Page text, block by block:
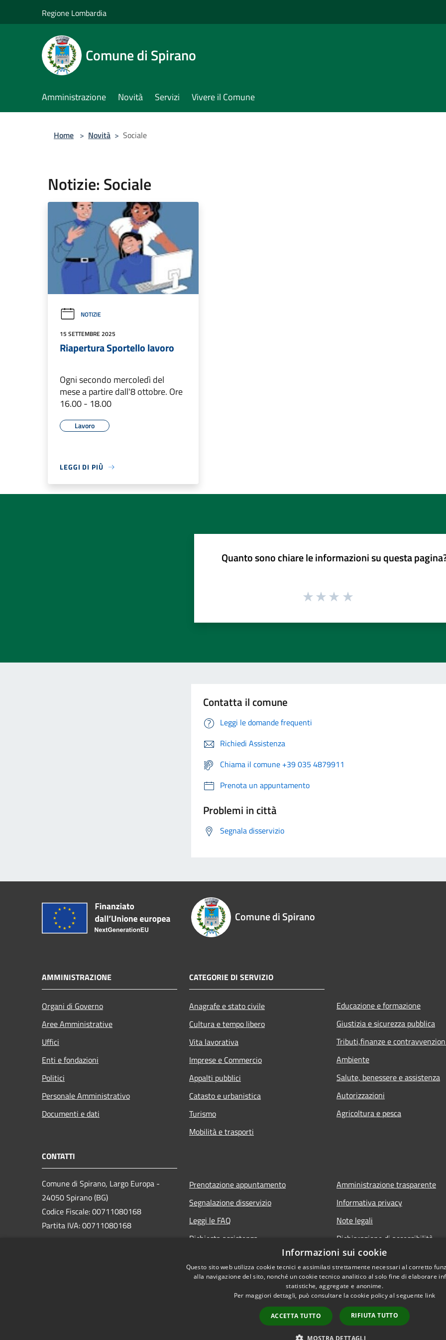
Regione Lombardia
Comune di Spirano
Amministrazione Novità Servizi Vivere il Comune
Home > Novità > Sociale
Notizie: Sociale
NOTIZIE
15 SETTEMBRE 2025
Riapertura Sportello lavoro
Ogni secondo mercoledì del
mese a partire dall'8 ottobre. Ore
16.00 - 18.00
Lavoro
LEGGI DI PIÙ
Quanto sono chiare le informazioni su questa
Contatta il comune
Leggi le domande frequenti
Richiedi Assistenza
Chiama il comune +39 035 4879911
Prenota un appuntamento
Problemi in città
Segnala disservizio
Comune di Spirano
AMMINISTRAZIONE
Organi di Governo
Aree Amministrative
Uffici
Enti e fondazioni
Politici
Personale Amministrativo
Documenti e dati
CATEGORIE DI SERVIZIO
Anagrafe e stato civile
Cultura e tempo libero
Vita lavorativa
Imprese e Commercio
Appalti pubblici
Catasto e urbanistica
Turismo
Mobilità e trasporti
Educazione e formazione
Giustizia e sicurezza pubblica
Tributi,finanze e
Ambiente
Salute, benessere e assistenza
Autorizzazioni
Agricoltura e pesca
CONTATTI
Comune di Spirano, Largo Europa -
24050 Spirano (BG)
Codice Fiscale: 00711080168
Partita IVA: 00711080168
Prenotazione appuntamento
Segnalazione disservizio
Leggi le FAQ
Richiesta assistenza
Amministrazione trasparente
Informativa privacy
Note legali
Dichiarazione di accessibilità
Obiettivi di accessibilità
Whistleblowing
Copyright © 2026 • Comune
Informazioni sui cookie
Questo sito web utilizza cookie tecnici e assimilati strettamente necessari al corretto
alla navigazione del sito, nonché un cookie tecnico analitico al solo fine di elaborare
statistiche, aggregate e anonime.
Per maggiori dettagli, può consultare la cookie policy al seguente link
ACCETTA TUTTO RIFIUTA TUTTO
MOSTRA DETTAGLI